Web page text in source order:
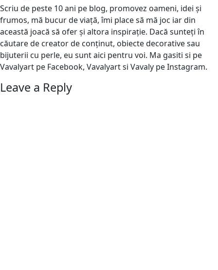
Scriu de peste 10 ani pe blog, promovez oameni, idei și
frumos, mă bucur de viață, îmi place să mă joc iar din
această joacă să ofer și altora inspirație. Dacă sunteți în
căutare de creator de conținut, obiecte decorative sau
bijuterii cu perle, eu sunt aici pentru voi. Ma gasiti si pe
Vavalyart pe Facebook, Vavalyart si Vavaly pe Instagram.
Leave a Reply